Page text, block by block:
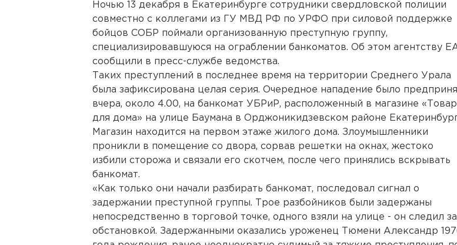
Ночью 13 декабря в Екатеринбурге сотрудники свердловской полиции
совместно с коллегами из ГУ МВД РФ по УРФО при силовой поддержке
бойцов СОБР поймали организованную преступную группу,
специализировавшуюся на ограблении банкоматов. Об этом агентству
сообщили в пресс-службе ведомства.
Таких преступлений в последнее время на территории Среднего Урала
была зафиксирована целая серия. Очередное нападение было
вчера, около 4.00, на банкомат УБРиР, расположенный в магазине
для дома» на улице Баумана в Орджоникидзевском районе
Магазин находится на первом этаже жилого дома. Злоумышленники
проникли в помещение со двора, сорвав решетки на окнах, жестоко
избили сторожа и связали его скотчем, после чего принялись вскрывать
банкомат.
«Как только они начали разбирать банкомат, последовал сигнал о
задержании преступной группы. Трое разбойников были задержаны
непосредственно в торговой точке, одного взяли на улице - он следил за
обстановкой. Задержанными оказались уроженец Тюмени Александр